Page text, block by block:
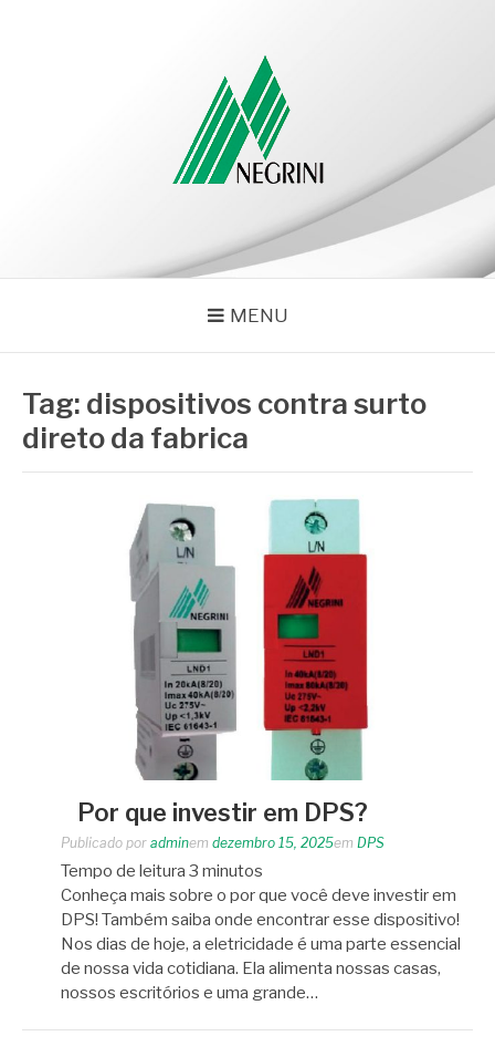
MENU
Tag: dispositivos contra surto
direto da fabrica
Por que investir em DPS?
Publicado por adminem dezembro 15, 2025em DPS
Tempo de leitura 3 minutos
Conheça mais sobre o por que você deve investir em
DPS! Também saiba onde encontrar esse dispositivo!
Nos dias de hoje, a eletricidade é uma parte essencial
de nossa vida cotidiana. Ela alimenta nossas casas,
nossos escritórios e uma grande…